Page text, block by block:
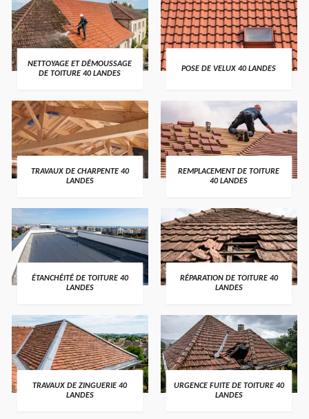
NETTOYAGE ET DÉMOUSSAGE
DE TOITURE 40 LANDES
POSE DE VELUX 40 LANDES
TRAVAUX DE CHARPENTE 40
LANDES
REMPLACEMENT DE TOITURE
40 LANDES
ÉTANCHÉITÉ DE TOITURE 40
LANDES
RÉPARATION DE TOITURE 40
LANDES
TRAVAUX DE ZINGUERIE 40
LANDES
URGENCE FUITE DE TOITURE 40
LANDES